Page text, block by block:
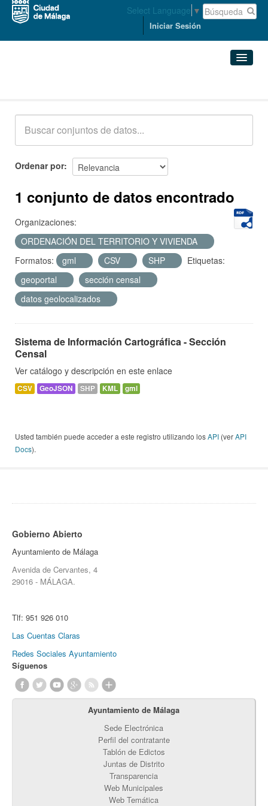
Select Language ▼
Iniciar Sesión
Acerca de
Ordenar por
1 conjunto de datos encontrado
Organizaciones:
ORDENACIÓN DEL TERRITORIO Y VIVIENDA
Formatos:
gml CSV SHP
Etiquetas:
geoportal
sección censal
datos geolocalizados
Sistema de Información Cartográfica - Sección
Censal
Ver catálogo y descripción en este enlace
CSV GeoJSON SHP KML gml
Usted también puede acceder a este registro utilizando losAPI (verAPI
Docs).
Gobierno Abierto
Ayuntamiento de Málaga
Avenida de Cervantes, 4
29016 - MÁLAGA.
Tlf: 951 926 010
Las Cuentas Claras
Redes Sociales Ayuntamiento
Síguenos
Ayuntamiento de Málaga
Sede Electrónica
Perfil del contratante
Tablón de Edictos
Juntas de Distrito
Transparencia
Web Municipales
Web Temática